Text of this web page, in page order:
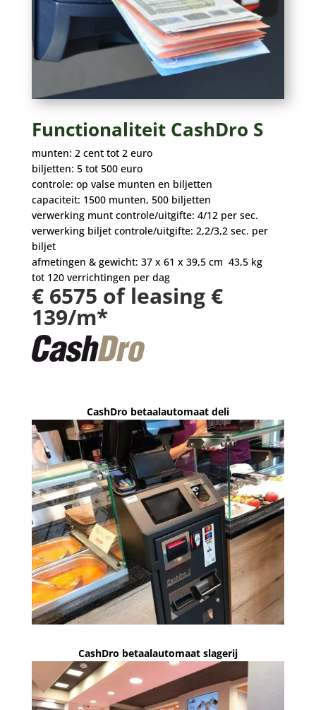
Functionaliteit CashDro S
munten: 2 cent tot 2 euro
biljetten: 5 tot 500 euro
controle: op valse munten en biljetten
capaciteit: 1500 munten, 500 biljetten
verwerking munt controle/uitgifte: 4/12 per sec.
verwerking biljet controle/uitgifte: 2,2/3,2 sec. per
biljet
afmetingen & gewicht: 37 x 61 x 39,5 cm 43,5 kg
tot 120 verrichtingen per dag
€ 6575 of leasing €
139/m*
CashDro betaalautomaat deli
CashDro betaalautomaat slagerij